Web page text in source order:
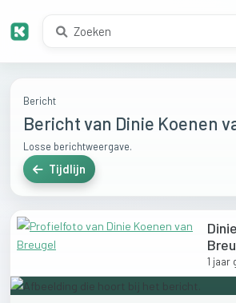
Bericht
Bericht van Dinie Koenen
Losse berichtweergave.
Tijdlijn
1 jaar